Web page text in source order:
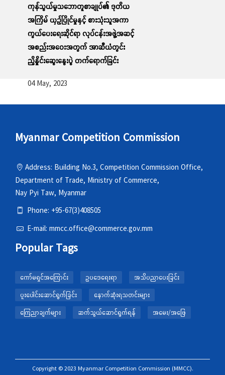
ကုန်သွယ်မှုသဘောတူစာချုပ်၏ ဒုတိယ
အကြိမ် ယှဉ်ပြိုင်မှုနှင့် စားသုံးသူအကာ
ကွယ်ပေးရေးဆိုင်ရာ လုပ်ငန်းအဖွဲ့အဆင့်
အစည်းအဝေးအတွက် အာဆီယံတွင်း
ညှိနှိုင်းဆွေးနွေးပွဲ တက်ရောက်ခြင်း
04 May, 2023
Myanmar Competition Commission
Address: Building No.3, Competition Commission Office,
Department of Trade, Ministry of Commerce,
Nay Pyi Taw, Myanmar
Phone: +95-67(3)408505
E-mail: mmcc.office@commerce.gov.mm
Popular Tags
ကော်မရှင်အကြောင်း ဥပဒေရေးရာ အသိပညာပေးခြင်း
ပူးပေါင်းဆောင်ရွက်ခြင်း နောက်ဆုံးရသတင်းများ
ကြေညာချက်များ ဆက်သွယ်ဆောင်ရွက်ရန် အမေး/အဖြေ
Copyright © 2023 Myanmar Competition Commission (MMCC).